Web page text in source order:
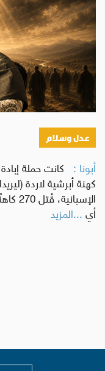
عدل وسلام
أبونا : كانت حملة
كهنة أبرشية لاردة
أي...المزيد